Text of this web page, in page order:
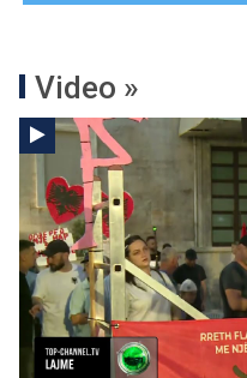
Video »